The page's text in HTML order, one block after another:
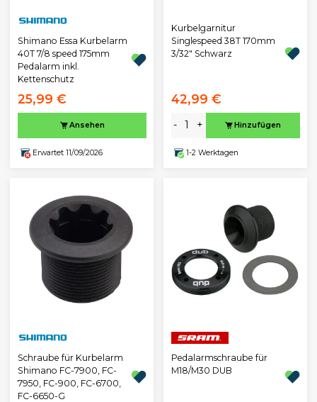
Shimano Essa Kurbelarm
40T 7/8 speed 175mm
Pedalarm inkl.
Kettenschutz
25,99 €
Ansehen
Erwartet 11/09/2026
Kurbelgarnitur
Singlespeed 38T 170mm
3/32" Schwarz
42,99 €
- + Hinzufügen
1-2 Werktagen
Schraube für Kurbelarm
Shimano FC-7900, FC-
7950, FC-900, FC-6700,
FC-6650-G
Pedalarmschraube für
M18/M30 DUB